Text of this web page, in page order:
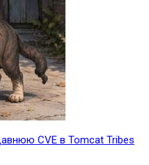
CVE в Tomcat Tribes